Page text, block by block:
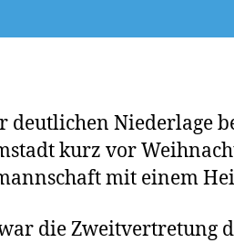
deutlichen Niederlage
kurz vor
mit einem
die Zweitvertretung